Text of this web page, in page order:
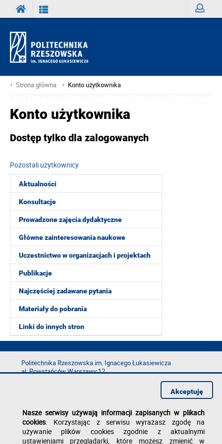
Strona główna Konto użytkownika
Aktualności
Konsultacje
Prowadzone zajęcia dydaktyczne
Główne zainteresowania naukowe
Uczestnictwo w organizacjach i projektach
Publikacje
Najczęściej zadawane pytania
Materiały do pobrania
Linki do innych stron
Konto użytkownika
Dostęp tylko dla zalogowanych
Pozostali użytkownicy
Politechnika Rzeszowska im. Ignacego Łukasiewicza
al. Powstańców Warszawy 12
e-mail:kancelaria@prz.edu.pl
Deklaracja dostępności
Polityka prywatności
Nasze serwisy używają informacji zapisanych w plikach
cookies. Korzystając z serwisu wyrażasz zgodę na
używanie plików cookies zgodnie z aktualnymi
ustawieniami przeglądarki, które możesz zmienić w
Akceptuję